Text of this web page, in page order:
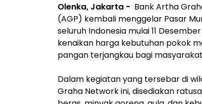
Olenka, Jakarta - Bank Artha
(AGP) kembali menggelar Pasar
seluruh Indonesia mulai 11
kenaikan harga kebutuhan pokok
pangan terjangkau bagi
Dalam kegiatan yang tersebar di
Graha Network ini, disediakan